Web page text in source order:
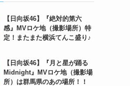
【日向坂46】『絶対的第六
感』MVロケ地（撮影場所）特
定！またまた横浜てんこ盛り♪
【日向坂46】『月と星が踊る
Midnight』MVロケ地（撮影場
所）は群馬県のあの場所！！